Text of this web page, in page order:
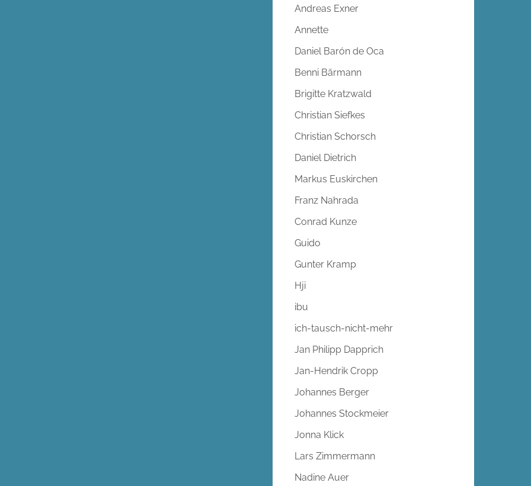
Andreas Exner
Annette
Daniel Barón de Oca
Benni Bärmann
Brigitte Kratzwald
Christian Siefkes
Christian Schorsch
Daniel Dietrich
Markus Euskirchen
Franz Nahrada
Conrad Kunze
Guido
Gunter Kramp
Hji
ibu
ich-tausch-nicht-mehr
Jan Philipp Dapprich
Jan-Hendrik Cropp
Johannes Berger
Johannes Stockmeier
Jonna Klick
Lars Zimmermann
Nadine Auer